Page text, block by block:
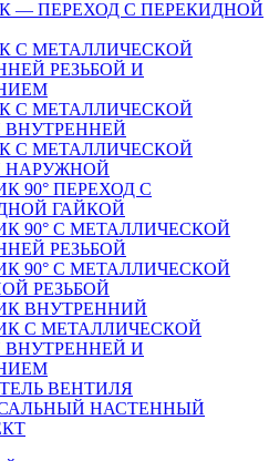
— ПЕРЕХОД С ПЕРЕКИДНОЙ
С МЕТАЛЛИЧЕСКОЙ
РЕЗЬБОЙ И
С МЕТАЛЛИЧЕСКОЙ
ВНУТРЕННЕЙ
С МЕТАЛЛИЧЕСКОЙ
НАРУЖНОЙ
90° ПЕРЕХОД С
ГАЙКОЙ
90° С МЕТАЛЛИЧЕСКОЙ
РЕЗЬБОЙ
90° С МЕТАЛЛИЧЕСКОЙ
РЕЗЬБОЙ
ВНУТРЕННИЙ
С МЕТАЛЛИЧЕСКОЙ
ВНУТРЕННЕЙ И
ВЕНТИЛЯ
НАСТЕННЫЙ